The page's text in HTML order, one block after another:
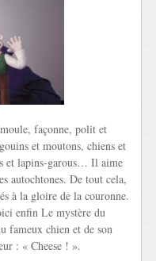
façonne, polit et
et moutons, chiens et
et lapins-garous… Il aime
autochtones. De tout cela,
à la gloire de la couronne.
enfin Le mystère du
fameux chien et de son
: « Cheese ! ».